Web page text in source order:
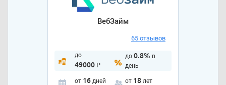
ВебЗайм
65 отзывов
до
49000₽
до 0.8% в
день
от 16 дней от 18 лет